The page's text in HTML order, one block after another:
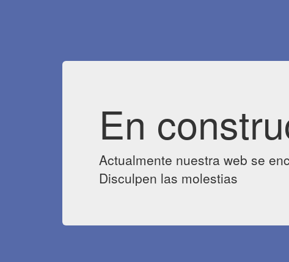
En
Actualmente nuestra web se
Disculpen las molestias